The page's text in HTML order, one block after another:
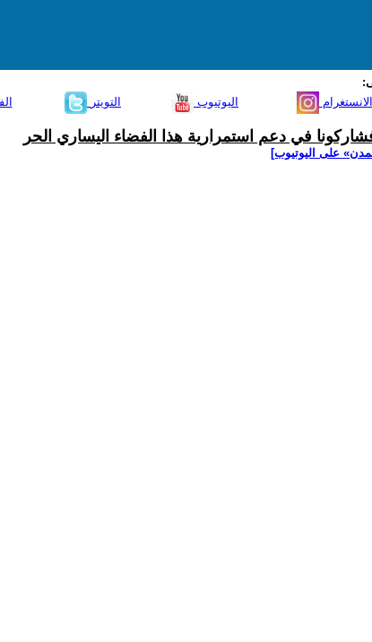
التويتر اليوتيوب الانستغرام
في دعم استمرارية هذا الفضاء اليساري الحر
على اليوتيوب]